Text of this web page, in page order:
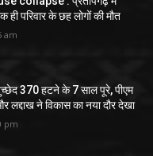
ही परिवार के छह लोगों की मौत
am
370 हटने के 7 साल पूरे, पीएम
लद्दाख ने विकास का नया दौर देखा
pm